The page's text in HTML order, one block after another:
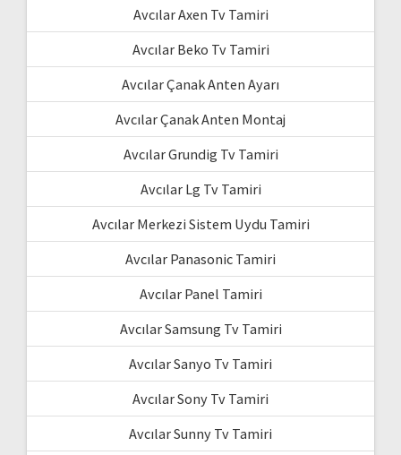
Avcılar Axen Tv Tamiri
Avcılar Beko Tv Tamiri
Avcılar Çanak Anten Ayarı
Avcılar Çanak Anten Montaj
Avcılar Grundig Tv Tamiri
Avcılar Lg Tv Tamiri
Avcılar Merkezi Sistem Uydu Tamiri
Avcılar Panasonic Tamiri
Avcılar Panel Tamiri
Avcılar Samsung Tv Tamiri
Avcılar Sanyo Tv Tamiri
Avcılar Sony Tv Tamiri
Avcılar Sunny Tv Tamiri